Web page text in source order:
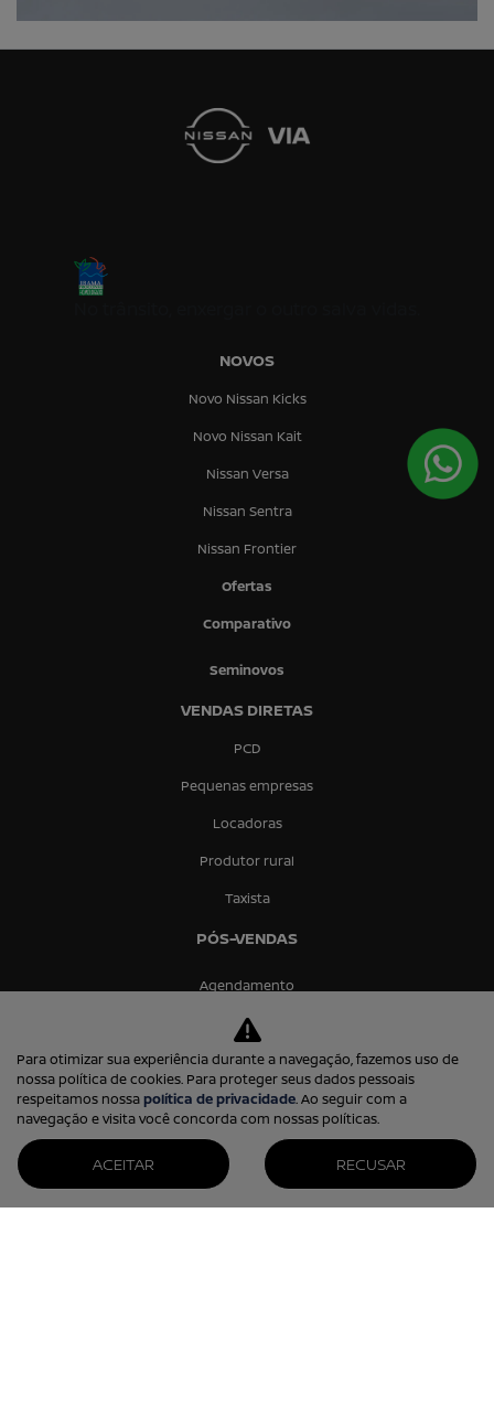
NOVOS
Novo Nissan Kicks
Novo Nissan Kait
Nissan Versa
Nissan Sentra
Nissan Frontier
Ofertas
Comparativo
Seminovos
VENDAS DIRETAS
PCD
Pequenas empresas
Locadoras
Produtor rural
Taxista
PÓS-VENDAS
Agendamento
Revisão
Peças e acessórios
Nissan protect
CONTATO
Fale conosco
Para otimizar sua experiência durante a navegação, fazemos uso de
nossa política de cookies. Para proteger seus dados pessoais
respeitamos nossapolítica de privacidade. Ao seguir com a
navegação e visita você concorda com nossas políticas.
ACEITAR RECUSAR